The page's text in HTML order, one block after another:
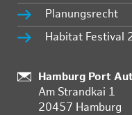
Planungsrecht
Habitat Festival
:
Hamburg Port
Am Strandkai 1
20457 Hamburg